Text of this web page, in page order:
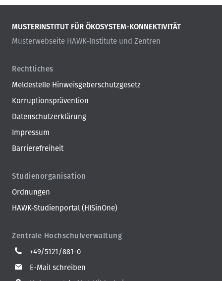
MUSTERINSTITUT FÜR ÖKOSYSTEM-KONNEKTIVITÄT
Musterwebseite HAWK-Institute und Zentren
Rechtliches
Meldestelle Hinweisgeberschutzgesetz
Korruptionsprävention
Datenschutzerklärung
Impressum
Barrierefreiheit
Studienorganisation
Ordnungen
HAWK-Studienportal (HISinOne)
Zentrale Hochschulverwaltung
+49/5121/881-0
E-Mail schreiben